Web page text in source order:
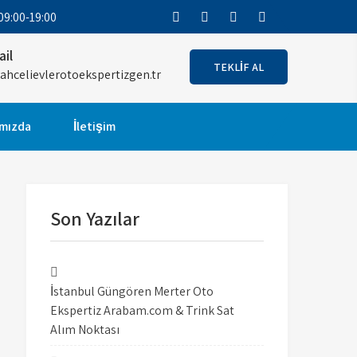
19:00
Merter oto
Araç Alırken RİSK Almayın! Garantili
TEKLİF AL
İletişim
Son Yazılar
İstanbul Güngören Merter Oto
Ekspertiz Arabam.com & Trink Sat
Alım Noktası